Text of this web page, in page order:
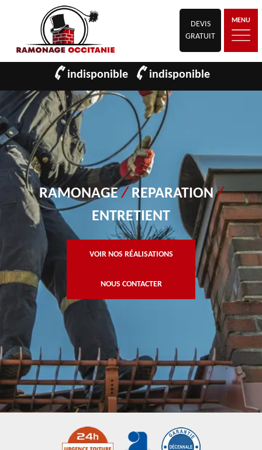
DEVIS
GRATUIT
MENU
indisponible indisponible
RAMONAGE/ REPARATION/
ENTRETIENT
VOIR NOS RÉALISATIONS
NOUS CONTACTER